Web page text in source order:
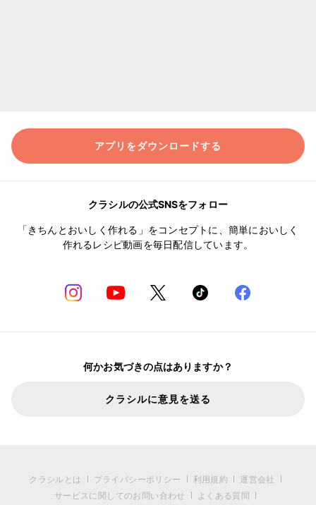
アプリをダウンロードする
クラシルの公式SNSをフォロー
「きちんとおいしく作れる」をコンセプトに、簡単においしく
作れるレシピ動画を毎日配信しています。
何かお気づきの点はありますか？
クラシルに意見を送る
クラシルとは プライバシーポリシー 利用規約
運営会社
サービスに関してのお問い合わせ
よくある質問